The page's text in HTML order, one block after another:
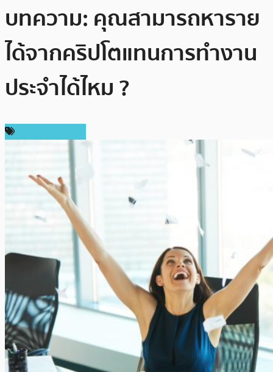
บทความ: คุณสามารถหาราย
ได้จากคริปโตแทนการทำงาน
ประจำได้ไหม ?